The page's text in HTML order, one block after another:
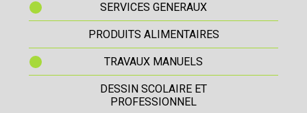
SERVICES GENERAUX
PRODUITS ALIMENTAIRES
TRAVAUX MANUELS
DESSIN SCOLAIRE ET
PROFESSIONNEL